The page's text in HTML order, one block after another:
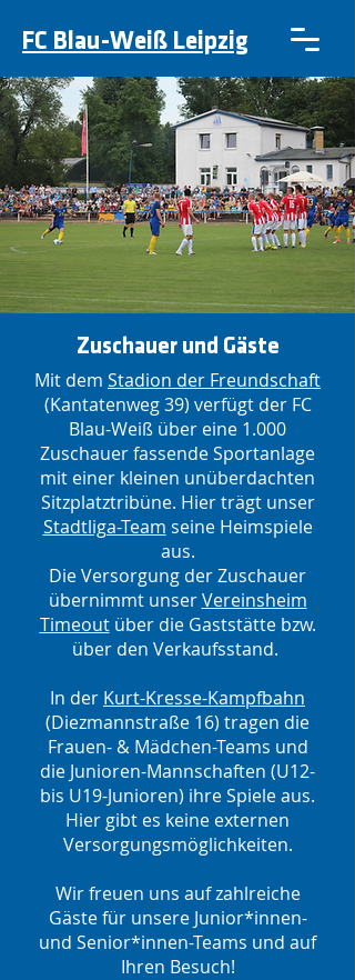
FC Blau-Weiß Leipzig
Zuschauer und Gäste
Mit dem Stadion der Freundschaft
(Kantatenweg 39) verfügt der FC
Blau-Weiß über eine 1.000
Zuschauer fassende Sportanlage
mit einer kleinen unüberdachten
Sitzplatztribüne. Hier trägt unser
Stadtliga-Team seine Heimspiele
aus.
Die Versorgung der Zuschauer
übernimmt unserVereinsheim
Timeoutüber die Gaststätte bzw.
über den Verkaufsstand.
In der Kurt-Kresse-Kampfbahn
(Diezmannstraße 16) tragen die
Frauen- & Mädchen-Teams und
die Junioren-Mannschaften (U12-
bis U19-Junioren) ihre Spiele aus.
Hier gibt es keine externen
Versorgungsmöglichkeiten.
Wir freuen uns auf zahlreiche
Gäste für unsere Junior*innen-
und Senior*innen-Teams und auf
Ihren Besuch!